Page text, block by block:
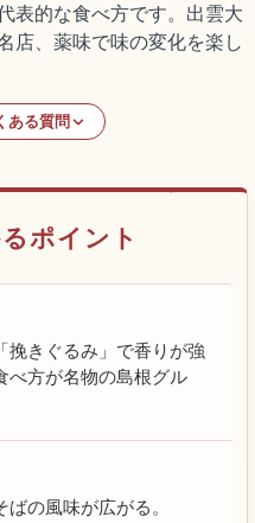
表的な食べ方です。出雲大
店、薬味で味の変化を楽し
ある質問
ポイント
挽きぐるみ」で香りが強
べ方が名物の島根グル
の風味が広がる。